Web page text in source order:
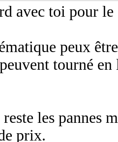
avec toi pour le
peux
tourné
les pannes
prix.